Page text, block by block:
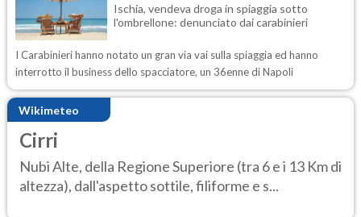
Ischia, vendeva droga in spiaggia sotto
l'ombrellone: denunciato dai carabinieri
I Carabinieri hanno notato un gran via vai sulla spiaggia ed hanno
interrotto il business dello spacciatore, un 36enne di Napoli
Wikimeteo
Cirri
Nubi Alte, della Regione Superiore (tra 6 e i 13 Km di
altezza), dall'aspetto sottile, filiforme e s...